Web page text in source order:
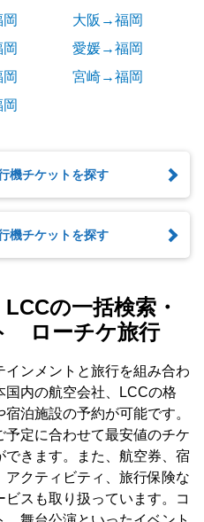
大阪→福岡
愛媛→福岡
宮崎→福岡
機チケットを探す
機チケットを探す
の一括検索・
ローチケ旅行
インメントと旅行を組み合わ
内の航空会社、LCCの格
泊施設の予約が可能です。
定に合わせて最安値のチケ
きます。また、航空券、宿
クティビティ、旅行保険な
スも取り扱っています。コ